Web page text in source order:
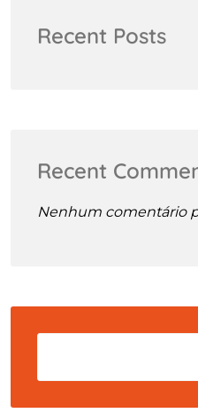
Recent Posts
Recent
Nenhum comentário